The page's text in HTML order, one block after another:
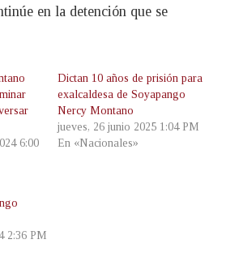
en la detención que se
6:00
Dictan 10 años de prisión para
exalcaldesa de Soyapango
Nercy Montano
jueves, 26 junio 2025 1:04 PM
En «Nacionales»
2:36 PM